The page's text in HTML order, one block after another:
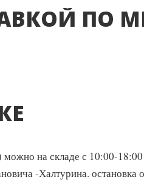
ПО
можно на складе с 10:00-
-Халтурина. остановка